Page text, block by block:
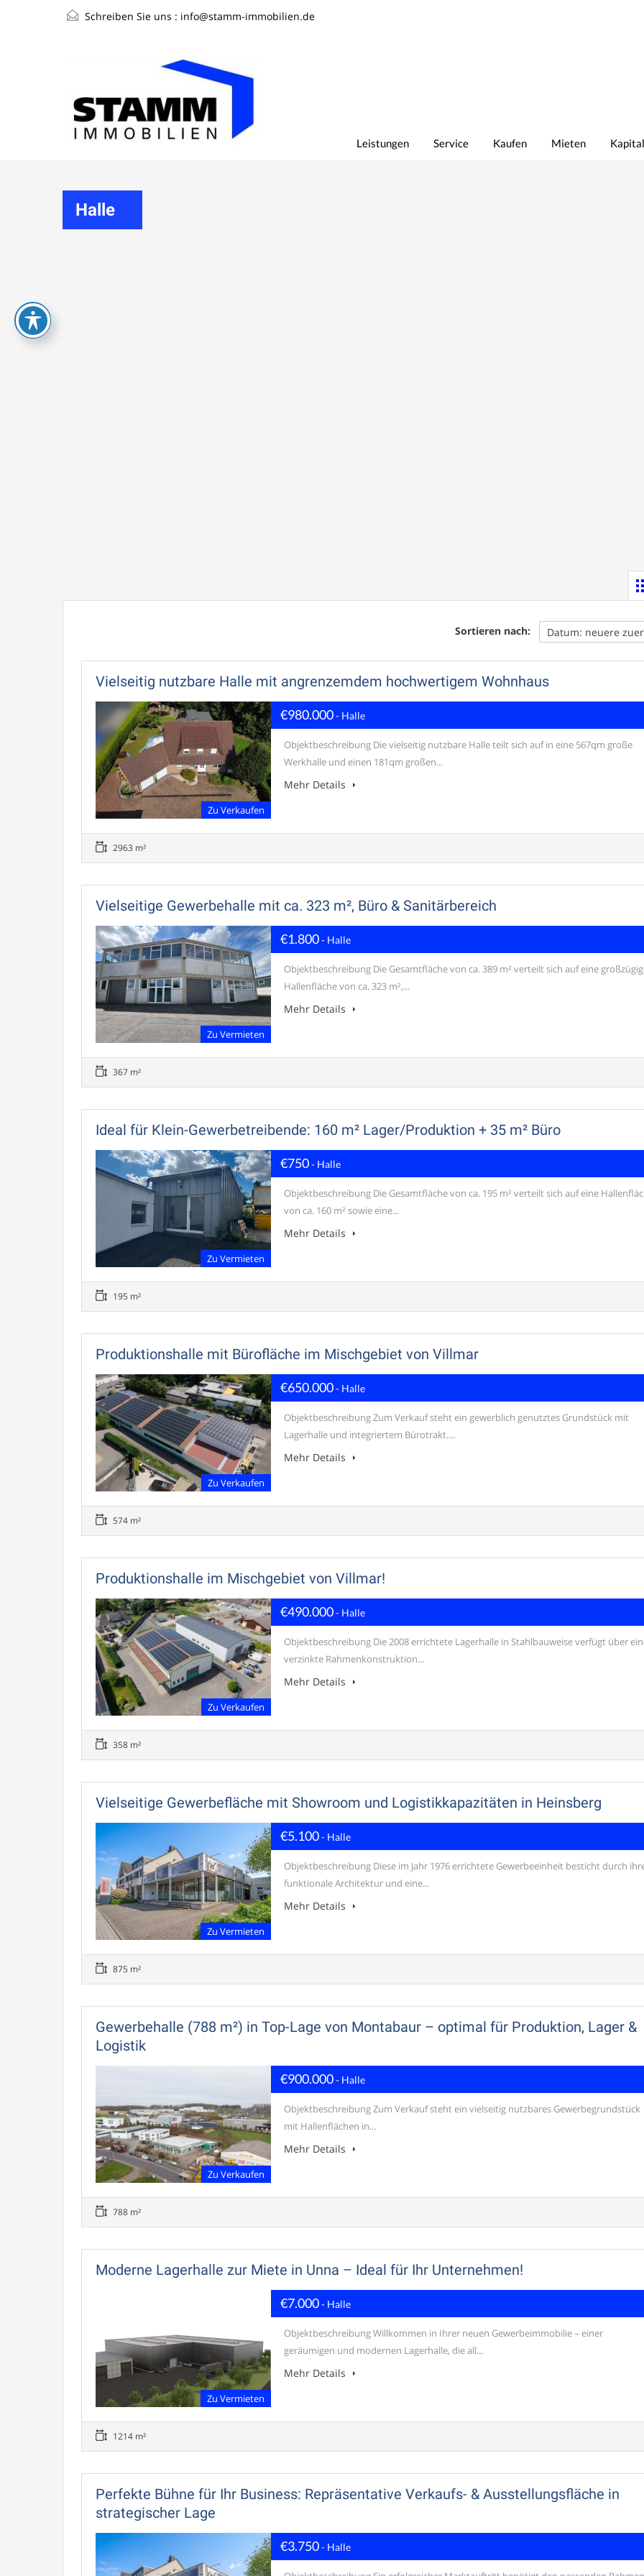
Schreiben Sie uns : info@stamm-immobilien.de
Leistungen Service Kaufen Mieten
Halle
Sortieren nach:
Vielseitig nutzbare Halle mit angrenzemdem hochwertigem Wohnhaus
Zu Verkaufen
€980.000- Halle
Objektbeschreibung Die vielseitig nutzbare Halle teilt sich auf in eine 567qm große
Werkhalle und einen 181qm großen...
Mehr Details
2963 m²
Vielseitige Gewerbehalle mit ca. 323 m², Büro & Sanitärbereich
Zu Vermieten
€1.800- Halle
Objektbeschreibung Die Gesamtfläche von ca. 389 m² verteilt sich auf eine
Hallenfläche von ca. 323 m²,...
Mehr Details
367 m²
Ideal für Klein-Gewerbetreibende: 160 m² Lager/Produktion + 35 m² Büro
Zu Vermieten
€750- Halle
Objektbeschreibung Die Gesamtfläche von ca. 195 m² verteilt sich auf eine
von ca. 160 m² sowie eine...
Mehr Details
195 m²
Produktionshalle mit Bürofläche im Mischgebiet von Villmar
Zu Verkaufen
€650.000- Halle
Objektbeschreibung Zum Verkauf steht ein gewerblich genutztes Grundstück mit
Lagerhalle und integriertem Bürotrakt....
Mehr Details
574 m²
Produktionshalle im Mischgebiet von Villmar!
Zu Verkaufen
€490.000- Halle
Objektbeschreibung Die 2008 errichtete Lagerhalle in Stahlbauweise verfügt über
verzinkte Rahmenkonstruktion...
Mehr Details
358 m²
Vielseitige Gewerbefläche mit Showroom und Logistikkapazitäten in Heinsberg
Zu Vermieten
€5.100- Halle
Objektbeschreibung Diese im Jahr 1976 errichtete Gewerbeeinheit besticht durch
funktionale Architektur und eine...
Mehr Details
875 m²
Gewerbehalle (788 m²) in Top-Lage von Montabaur – optimal für Produktion, Lager &
Logistik
Zu Verkaufen
€900.000- Halle
Objektbeschreibung Zum Verkauf steht ein vielseitig nutzbares Gewerbegrundstück
mit Hallenflächen in...
Mehr Details
788 m²
Moderne Lagerhalle zur Miete in Unna – Ideal für Ihr Unternehmen!
Zu Vermieten
€7.000- Halle
Objektbeschreibung Willkommen in Ihrer neuen Gewerbeimmobilie – einer
geräumigen und modernen Lagerhalle, die all...
Mehr Details
1214 m²
Perfekte Bühne für Ihr Business: Repräsentative Verkaufs- & Ausstellungsfläche in
strategischer Lage
€3.750- Halle